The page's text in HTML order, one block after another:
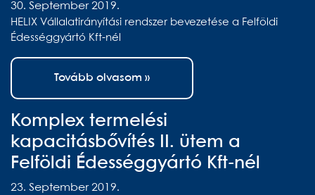
30. September 2019.
HELIX Vállalatirányítási rendszer bevezetése a Felföldi
Édességgyártó Kft-nél
Tovább olvasom »
Komplex termelési
kapacitásbővítés II. ütem a
Felföldi Édességgyártó Kft-nél
23. September 2019.